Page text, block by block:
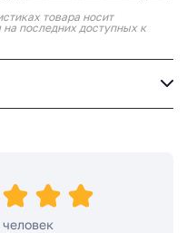
товара носит
последних доступных к